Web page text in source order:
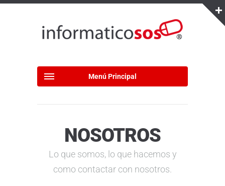
Menú Principal
NOSOTROS
Lo que somos, lo que hacemos y
como contactar con nosotros.